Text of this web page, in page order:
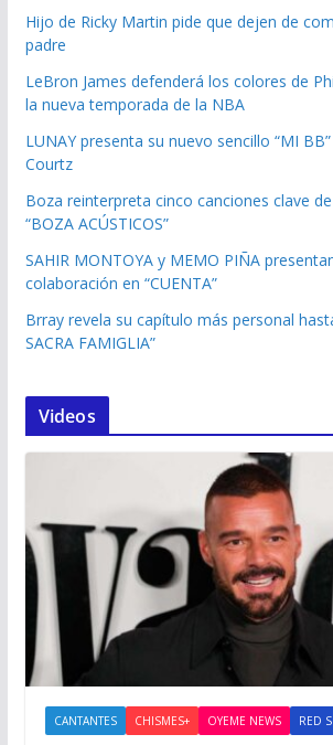
Hijo de Ricky Martin pide que dejen de
padre
LeBron James defenderá los colores de
la nueva temporada de la NBA
LUNAY presenta su nuevo sencillo “MI
Courtz
Boza reinterpreta cinco canciones clave
“BOZA ACÚSTICOS”
SAHIR MONTOYA y MEMO PIÑA
colaboración en “CUENTA”
Brray revela su capítulo más personal
SACRA FAMIGLIA”
Videos
CANTANTES CHISMES+ OYEME NEWS RED